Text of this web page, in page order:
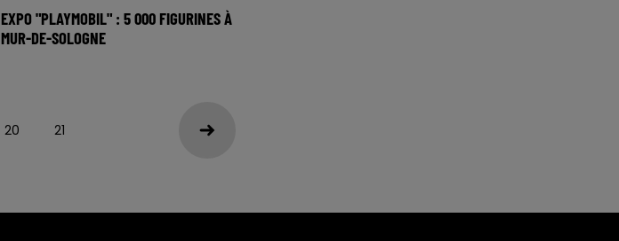
EXPO "PLAYMOBIL" : 5 000 FIGURINES À
MUR-DE-SOLOGNE
20 21